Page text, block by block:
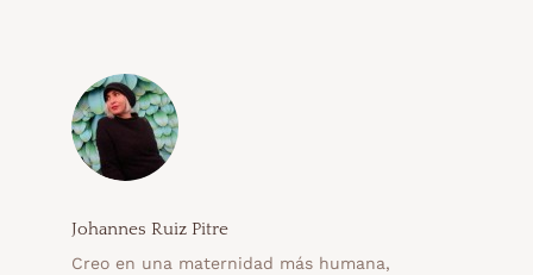
Johannes Ruiz Pitre
Creo en una maternidad más humana,